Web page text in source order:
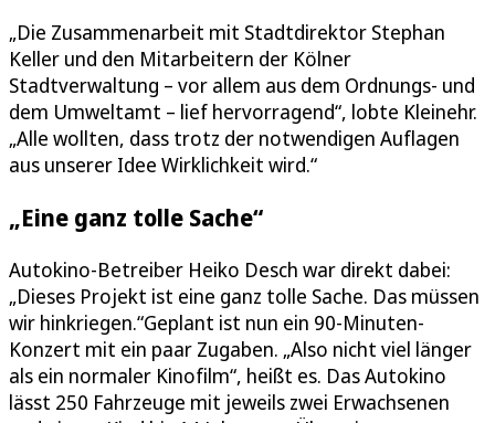
„Die Zusammenarbeit mit Stadtdirektor Stephan
Keller und den Mitarbeitern der Kölner
Stadtverwaltung – vor allem aus dem Ordnungs- und
dem Umweltamt – lief hervorragend“, lobte Kleinehr.
„Alle wollten, dass trotz der notwendigen Auflagen
aus unserer Idee Wirklichkeit wird.“
„Eine ganz tolle Sache“
Autokino-Betreiber Heiko Desch war direkt dabei:
„Dieses Projekt ist eine ganz tolle Sache. Das müssen
wir hinkriegen.“Geplant ist nun ein 90-Minuten-
Konzert mit ein paar Zugaben. „Also nicht viel länger
als ein normaler Kinofilm“, heißt es. Das Autokino
lässt 250 Fahrzeuge mit jeweils zwei Erwachsenen